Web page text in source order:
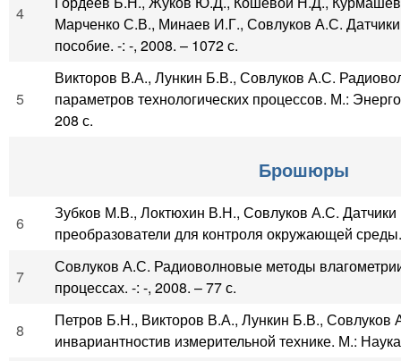
4
Марченко С.В., Минаев И.Г., Совлуков А.С.
пособие. -: -, 2008. – 1072 с.
5
Викторов В.А., Лункин Б.В., Совлуков А.С.
параметров технологических процессов. М.:
208 с.
Брошюры
6
Зубков М.В., Локтюхин В.Н., Совлуков А.С. Датчики
преобразователи для контроля окружающей
7
Совлуков А.С. Радиоволновые методы
процессах. -: -, 2008. – 77 с.
8
Петров Б.Н., Викторов В.А., Лункин Б.В., Совлуков
инвариантностив измерительной технике. М.: